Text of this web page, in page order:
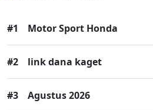
#1 Motor Sport Honda
#2 link dana kaget
#3 Agustus 2026